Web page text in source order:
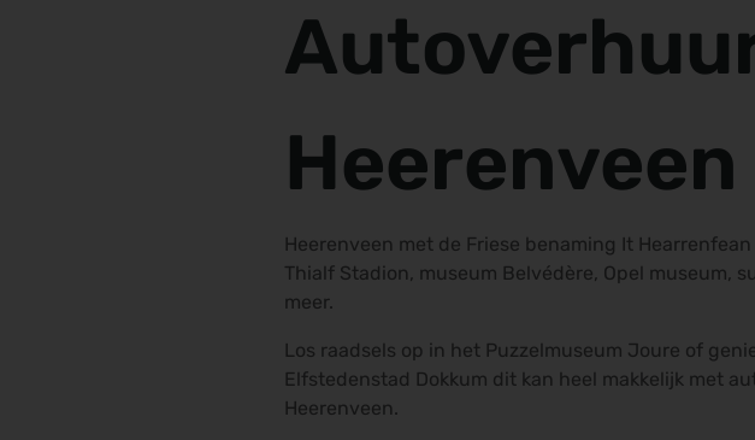
Heerenveen
Heerenveen met de Friese benaming It
Thialf Stadion, museum Belvédère, Opel museum,
meer.
Los raadsels op in het Puzzelmuseum Joure of
Elfstedenstad Dokkum dit kan heel makkelijk met
Heerenveen.